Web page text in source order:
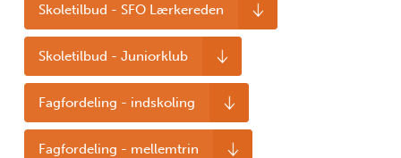
Skoletilbud - SFO Lærkereden
Skoletilbud - Juniorklub
Fagfordeling - indskoling
Fagfordeling - mellemtrin